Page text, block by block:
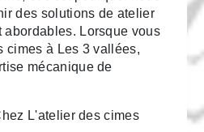
des solutions de atelier
abordables. Lorsque vous
cimes à Les 3 vallées,
mécanique de
L'atelier des cimes